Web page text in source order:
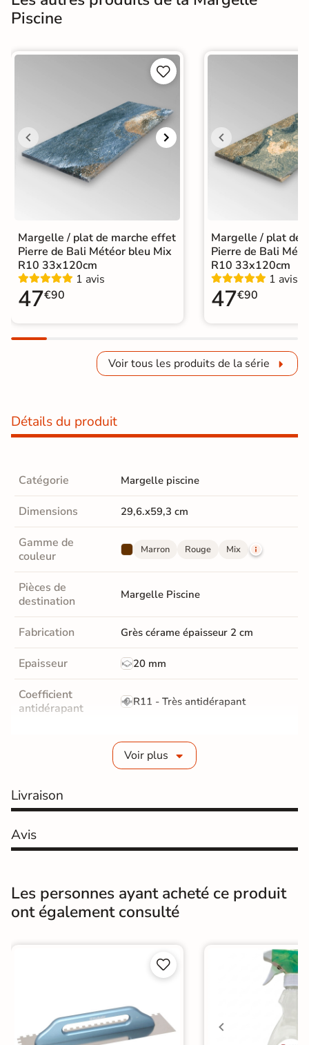
Piscine


Margelle / plat de marche effet
Pierre de Bali Météor bleu Mix
R10 33x120cm
1 avis
47€90
Margelle / plat de
Pierre de Bali
R10 33x120cm
1 avis
47€90
Voir tous les produits de la série
Détails du produit
Catégorie Margelle piscine
Dimensions 29,6.x59,3 cm
Gamme de
couleur
Marron Rouge Mix
Pièces de
destination
Margelle Piscine
Fabrication Grès cérame épaisseur 2 cm
Epaisseur 20 mm
Coefficient
antidérapant
R11 - Très antidérapant
GR5 - Ultra-résistant
Bords rectifié
Finition Mate
Résistant au Gel Oui
1er Choix
A coller sur chape
A coller sur ancien carrelage
Voir plus
Livraison
Avis
Les personnes ayant acheté ce produit
ont également consulté

